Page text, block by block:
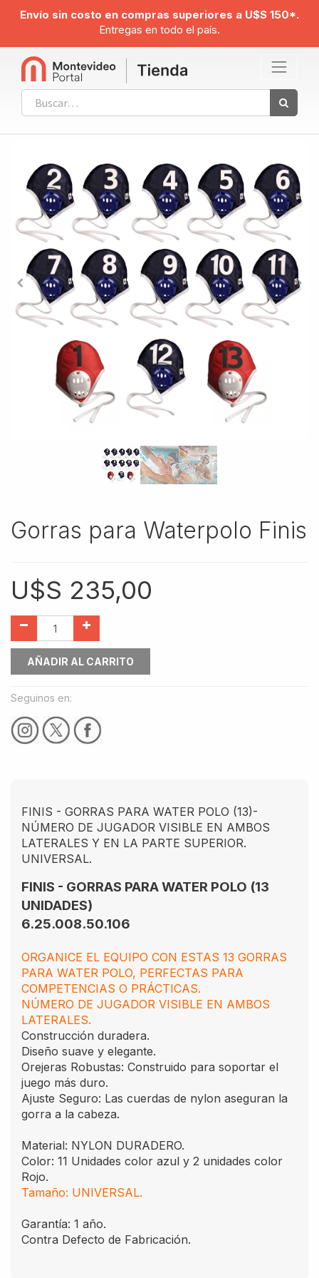
Envío sin costo en compras superiores a U$S 150*.
Entregas en todo el país.
Gorras para Waterpolo Finis
U$S 235,00
AÑADIR AL CARRITO
Seguinos en:
FINIS - GORRAS PARA WATER POLO (13)-
NÚMERO DE JUGADOR VISIBLE EN AMBOS
LATERALES Y EN LA PARTE SUPERIOR.
UNIVERSAL.
FINIS - GORRAS PARA WATER POLO (13
UNIDADES)
6.25.008.50.106
ORGANICE EL EQUIPO CON ESTAS 13 GORRAS
PARA WATER POLO, PERFECTAS PARA
COMPETENCIAS O PRÁCTICAS.
NÚMERO DE JUGADOR VISIBLE EN AMBOS
LATERALES.
Construcción duradera.
Diseño suave y elegante.
Orejeras Robustas: Construido para soportar el
juego más duro.
Ajuste Seguro: Las cuerdas de nylon aseguran la
gorra a la cabeza.
Material: NYLON DURADERO.
Color: 11 Unidades color azul y 2 unidades color
Rojo.
Tamaño: UNIVERSAL.
Garantía: 1 año.
Contra Defecto de Fabricación.